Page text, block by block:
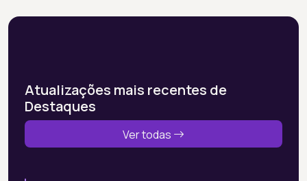
Atualizações mais recentes de
Destaques
Ver todas